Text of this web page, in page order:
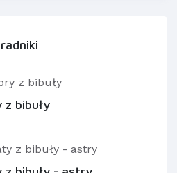
z bibuły